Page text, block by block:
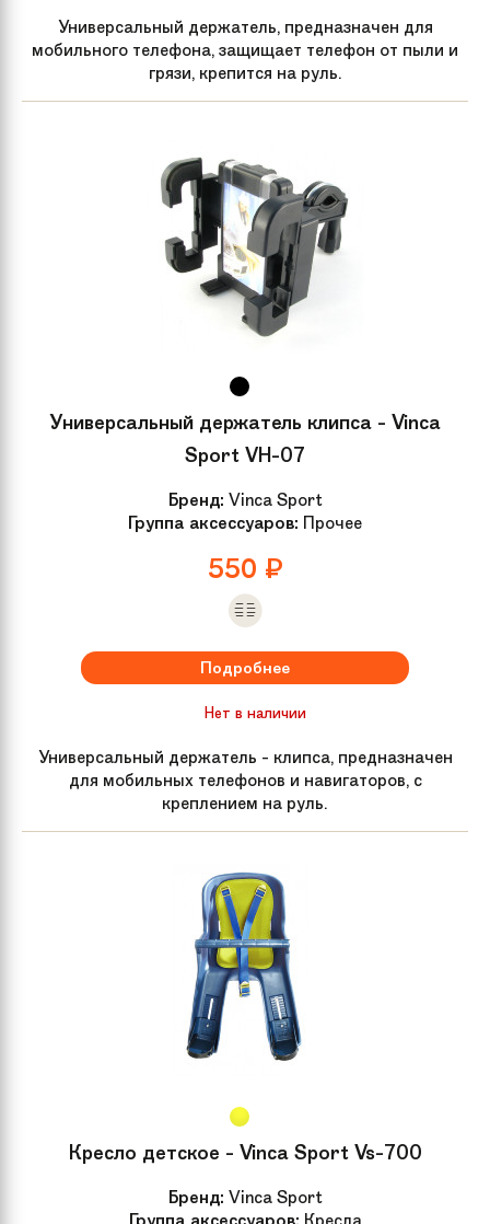
Универсальный держатель, предназначен для
мобильного телефона, защищает телефон от пыли и
грязи, крепится на руль.
Универсальный держатель клипса - Vinca
Sport VH-07
Бренд: Vinca Sport
Группа аксессуаров: Прочее
550 ₽
Подробнее
Нет в наличии
Универсальный держатель - клипса, предназначен
для мобильных телефонов и навигаторов, с
креплением на руль.
Кресло детское - Vinca Sport Vs-700
Бренд: Vinca Sport